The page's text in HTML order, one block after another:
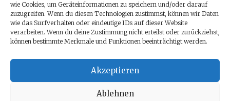
wie Cookies, um Geräteinformationen zu speichern und/oder darauf
zuzugreifen. Wenn du diesen Technologien zustimmst, können wir Daten
wie das Surfverhalten oder eindeutige IDs auf dieser Website
verarbeiten. Wenn du deine Zustimmung nicht erteilst oder zurückziehst,
können bestimmte Merkmale und Funktionen beeinträchtigt werden.
Akzeptieren
Ablehnen
Unsere Partner
Hier befindet sich das kulturell-kreative und
künstlerische ♥️von Potsdam:www.rz-